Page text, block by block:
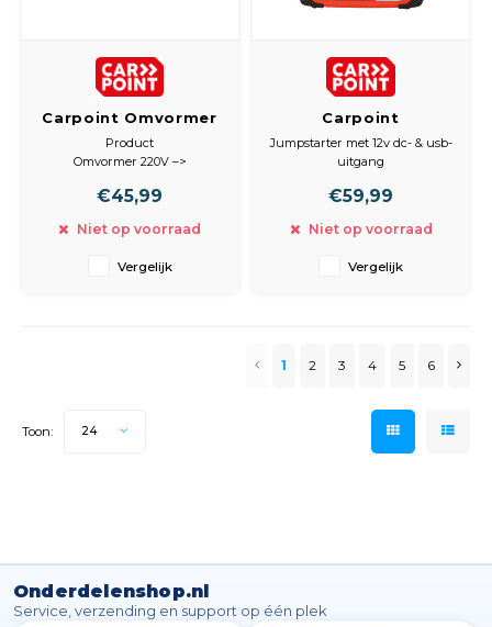
Carpoint Omvormer
12V>230V 150W
sigarettenaansteker
Product
Omvormer 220V –>
Type
220 –> 12 Volt
€45,99
Niet op voorraad
Vergelijk
Carpoint
Jumpstarter 2in1
LED 12V/7AH
Jumpstarter met 12v dc- & usb-
uitgang
jumpstarter met een
(piekstroom tot 500a) geschikt
12v-accu’s 12v-energiestation
€59,99
Niet op voorraad
Vergelijk
1 2 3 4 5 6
Toon: 24
Onderdelenshop.nl
Service, verzending en support op één plek